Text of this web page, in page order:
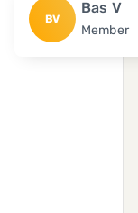
BV
Bas V
Member